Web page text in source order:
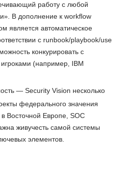
работу с любой
В дополнение к workflow
является автоматическое
с runbook/playbook/use
конкурировать с
(например, IBM
— Security Vision несколько
федерального значения
Восточной Европе, SOC
живучесть самой системы
элементов.